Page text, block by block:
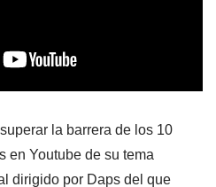
la barrera de los 10
en Youtube de su tema
dirigido por Daps del que